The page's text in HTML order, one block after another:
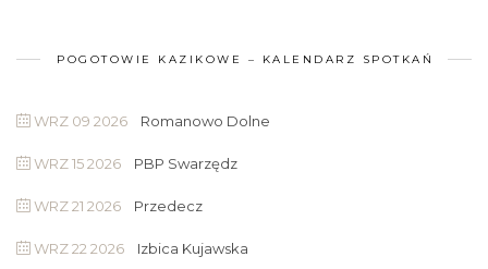
POGOTOWIE KAZIKOWE – KALENDARZ SPOTKAŃ
WRZ 09 2026 Romanowo Dolne
WRZ 15 2026 PBP Swarzędz
WRZ 21 2026 Przedecz
WRZ 22 2026 Izbica Kujawska